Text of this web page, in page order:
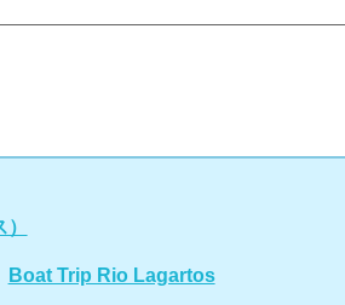
Boat Trip Rio Lagartos